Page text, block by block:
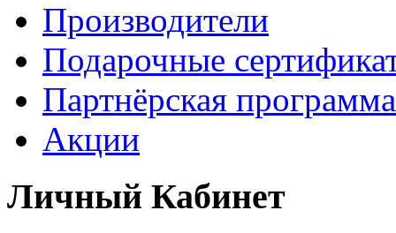
Производители
Подарочные
Партнёрская программа
Акции
Личный Кабинет